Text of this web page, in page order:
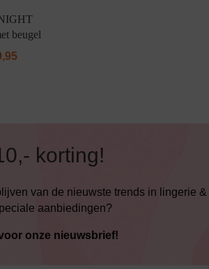
beugel
korting!
van de nieuwste trends in lingerie &
aanbiedingen?
onze nieuwsbrief!